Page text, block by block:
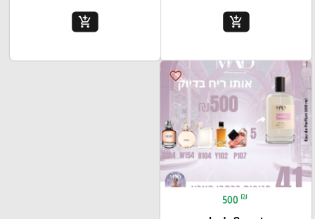
add_shopping_cart
add_shopping_cart
favorite_border
500 ₪